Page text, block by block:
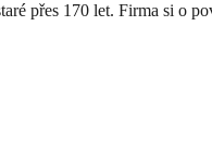
přes 170 let. Firma si o